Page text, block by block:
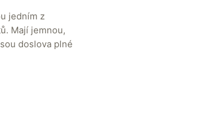
jedním z
Mají jemnou,
doslova plné